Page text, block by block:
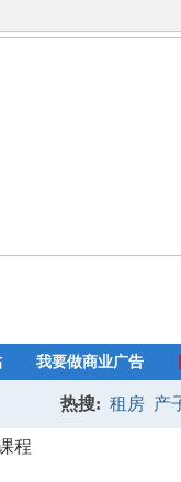
我要做商业广告
搜
热搜: 租房 产
程